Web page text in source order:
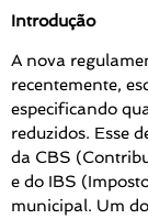
Introdução
A nova
recentemente,
especificando
reduzidos. Esse
da CBS
e do IBS
municipal. Um